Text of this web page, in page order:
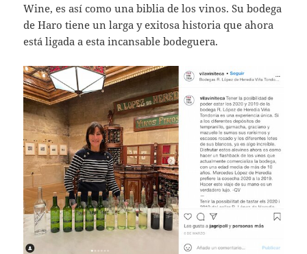
Wine, es así como una biblia de los vinos. Su bodega
de Haro tiene un larga y exitosa historia que ahora
está ligada a esta incansable bodeguera.